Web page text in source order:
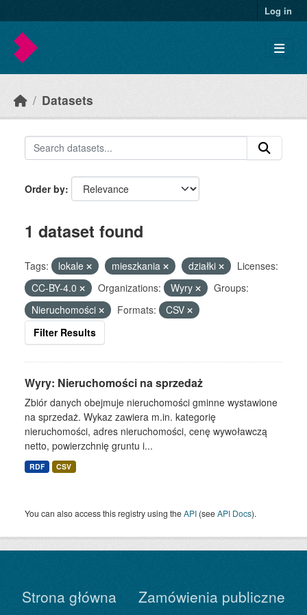
Log in
Datasets
Order by
1 dataset found
Tags: lokale mieszkania działki
Licenses:
CC-BY-4.0
Organizations: Wyry
Groups:
Nieruchomości
Formats:
CSV
Filter Results
Wyry: Nieruchomości na sprzedaż
Zbiór danych obejmuje nieruchomości gminne wystawione
na sprzedaż. Wykaz zawiera m.in. kategorię
nieruchomości, adres nieruchomości, cenę wywoławczą
netto, powierzchnię gruntu i...
RDF CSV
You can also access this registry using theAPI (seeAPI Docs).
Strona główna Zamówienia publiczne